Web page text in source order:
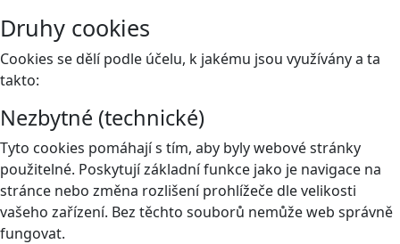
Druhy cookies
Cookies se dělí podle účelu, k jakému jsou využívány a ta
takto:
Nezbytné (technické)
Tyto cookies pomáhají s tím, aby byly webové stránky
použitelné. Poskytují základní funkce jako je navigace na
stránce nebo změna rozlišení prohlížeče dle velikosti
vašeho zařízení. Bez těchto souborů nemůže web správně
fungovat.